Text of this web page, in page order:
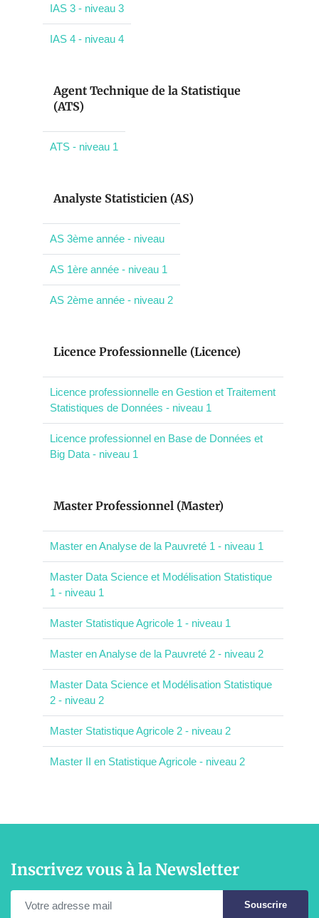
IAS 3 - niveau 3
IAS 4 - niveau 4
Agent Technique de la Statistique
(ATS)
ATS - niveau 1
Analyste Statisticien (AS)
AS 3ème année - niveau
AS 1ère année - niveau 1
AS 2ème année - niveau 2
Licence Professionnelle (Licence)
Licence professionnelle en Gestion et Traitement
Statistiques de Données - niveau 1
Licence professionnel en Base de Données et
Big Data - niveau 1
Master Professionnel (Master)
Master en Analyse de la Pauvreté 1 - niveau 1
Master Data Science et Modélisation Statistique
1 - niveau 1
Master Statistique Agricole 1 - niveau 1
Master en Analyse de la Pauvreté 2 - niveau 2
Master Data Science et Modélisation Statistique
2 - niveau 2
Master Statistique Agricole 2 - niveau 2
Master II en Statistique Agricole - niveau 2
Inscrivez vous à la Newsletter
Souscrire